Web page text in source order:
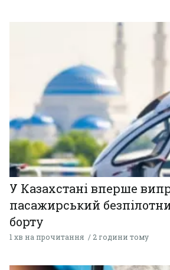
У Казахстані вперше
пасажирський
борту
1 хв на прочитання 2 години тому